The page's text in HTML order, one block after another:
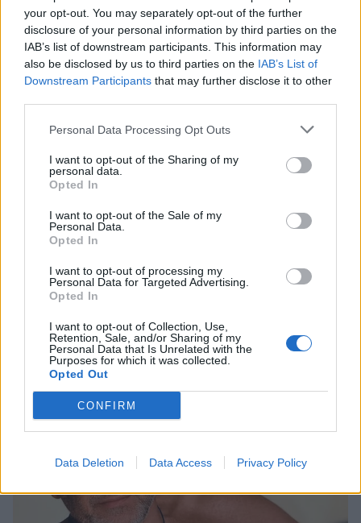
your opt-out. You may separately opt-out of the further
disclosure of your personal information by third parties on the
IAB’s list of downstream participants. This information may
also be disclosed by us to third parties on the IAB’s List of
Downstream Participants that may further disclose it to other
Personal Data Processing Opt Outs
I want to opt-out of the Sharing of my
personal data.
Opted In
I want to opt-out of the Sale of my
Personal Data.
Opted In
I want to opt-out of processing my
Personal Data for Targeted Advertising.
Opted In
I want to opt-out of Collection, Use,
Retention, Sale, and/or Sharing of my
Personal Data that Is Unrelated with the
Purposes for which it was collected.
Opted Out
CONFIRM
Data Deletion Data Access Privacy Policy
Ελένη Φωτοπούλου: Η δημόσια ερωτική
εξομολόγηση στον Άκη Παυλόπουλο για τη
γιορτή του – «Είναι ο φύλακας άγγελος όσων
βρίσκονται κοντά του»
CELEBRITIES